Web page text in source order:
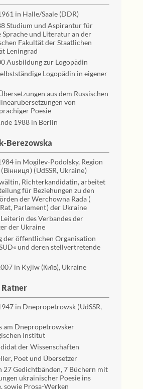
in Halle/Saale (DDR)
Studium und Aspirantur für
Sprache und Literatur an der
Fakultät der Staatlichen
Leningrad
Ausbildung zur Logopädin
Logopädin in eigener
aus dem Russischen
von
Poesie
1988 in Berlin
Berezowska
in Mogilev-Podolsky, Region
) ( UdSSR, Ukraine )
Richterkandidatin, arbeitet
für Beziehungen zu den
der Werchowna Rada (
Parlament ) der Ukraine
des Verbandes der
der Ukraine
der öffentlichen Organisation
und deren stellvertretende
in Kyjiw (Київ), Ukraine
in Dnepropetrowsk ( UdSSR,
am Dnepropetrowsker
Institut
der Wissenschaften
Poet und Übersetzer
27 Gedichtbänden, 7 Büchern mit
ukrainischer Poesie ins
sowie Prosa-Werken